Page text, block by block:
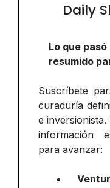
Daily
Lo que
resumido
Suscríbete
curaduría
e
información
para avanzar: